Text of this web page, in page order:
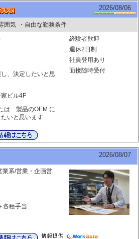
2026/08/06
囲気
・自由な勤務条件
、決定したいと思
ビル4F
は 製品のOEM に
いと思います
経験者歓迎
週休2日制
社員登用あり
面接随時受付
2026/08/07
業系/営業・企画営
各種手当